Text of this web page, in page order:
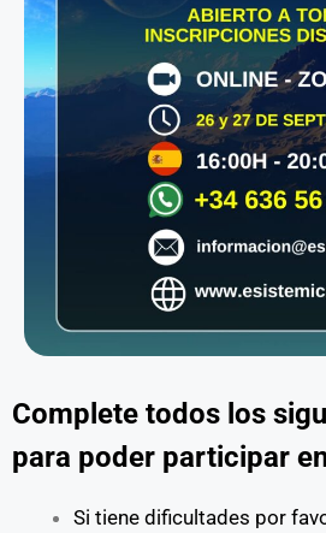
Complete todos los
para poder participar
Si tiene dificultades por